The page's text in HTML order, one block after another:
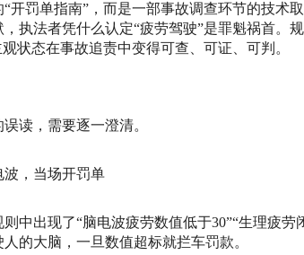
开罚单指南”，而是一部事故调查环节的技术
执法者凭什么认定“疲劳驾驶”是罪魁祸首。
状态在事故追责中变得可查、可证、可判。
读，需要逐一澄清。
，当场开罚单
中出现了“脑电波疲劳数值低于30”“生理疲
的大脑，一旦数值超标就拦车罚款。